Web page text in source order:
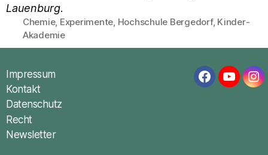
Lauenburg.
Schlagwörter
Chemie, Experimente Hochschule Bergedorf, Kinder-
Akademie
Impressum
Kontakt
Datenschutz
Recht
Newsletter
Facebook